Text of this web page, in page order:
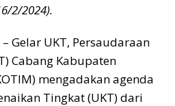
2/2024).
Gelar UKT, Persaudaraan
Cabang Kabupaten
mengadakan agenda
Tingkat (UKT) dari